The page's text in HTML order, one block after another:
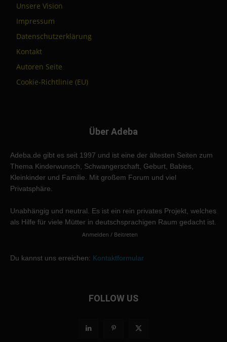
Unsere Vision
Impressum
Datenschutzerklärung
Kontakt
Autoren Seite
Cookie-Richtlinie (EU)
Über Adeba
Adeba.de gibt es seit 1997 und ist eine der ältesten Seiten zum
Thema Kinderwunsch, Schwangerschaft, Geburt, Babies,
Kleinkinder und Familie. Mit großem Forum und viel
Privatsphäre.
Unabhängig und neutral. Es ist ein rein privates Projekt, welches
als Hilfe für viele Mütter in deutschsprachigen Raum gedacht ist.
Anmelden / Beitreten
Du kannst uns erreichen: Kontaktformular
FOLLOW US